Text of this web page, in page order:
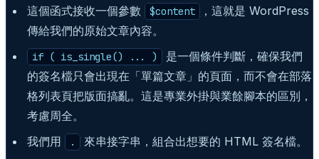
這個函式接收一個參數 $content
，這就是 WordPress
傳給我們的原始文章內容。
if ( is_single() ... )
是一個條件判斷，確保我們
的簽名檔只會出現在「單篇文章」的頁面，而不會在部落
格列表頁把版面搞亂。這是專業外掛與業餘腳本的區別，
考慮周全。
我們用
.
來串接字串，組合出想要的 HTML 簽名檔。